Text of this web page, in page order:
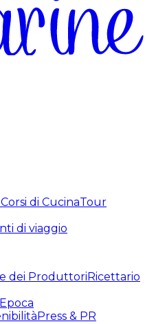
Corsi di CucinaTour
di viaggio
dei ProduttoriRicettario
Press & PR